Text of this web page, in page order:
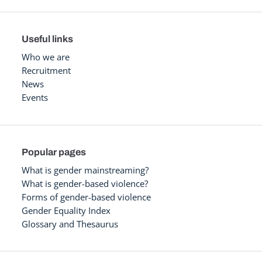
Useful links
Who we are
Recruitment
News
Events
Popular pages
What is gender mainstreaming?
What is gender-based violence?
Forms of gender-based violence
Gender Equality Index
Glossary and Thesaurus